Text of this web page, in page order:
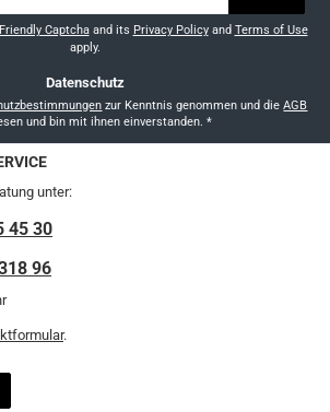
Friendly Captchaand its Privacy Policyand Terms of Use
apply.
Datenschutz
zur Kenntnis genommen und dieAGB
und bin mit ihnen einverstanden. *
unter:
45 30
96
.